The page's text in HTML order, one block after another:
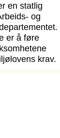
en statlig
og
er å føre
krav.